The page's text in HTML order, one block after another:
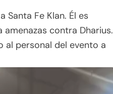
Santa Fe Klan. Él es
contra Dharius.
al personal del evento a